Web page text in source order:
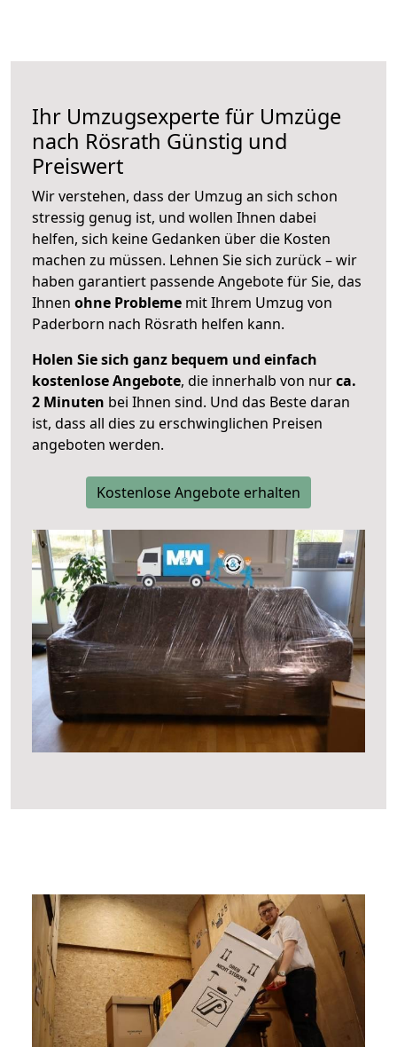
Ihr Umzugsexperte für Umzüge
nach Rösrath Günstig und
Preiswert
Wir verstehen, dass der Umzug an sich schon
stressig genug ist, und wollen Ihnen dabei
helfen, sich keine Gedanken über die Kosten
machen zu müssen. Lehnen Sie sich zurück – wir
haben garantiert passende Angebote für Sie, das
Ihnen ohne Probleme mit Ihrem Umzug von
Paderborn nach Rösrath helfen kann.
Holen Sie sich ganz bequem und einfach
kostenlose Angebote, die innerhalb von nurca.
2 Minuten bei Ihnen sind. Und das Beste daran
ist, dass all dies zu erschwinglichen Preisen
angeboten werden.
Kostenlose Angebote erhalten